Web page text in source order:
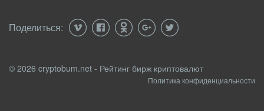
Поделиться:
© 2026 cryptobum.net - Рейтинг бирж криптовалют
Политика конфиденциальности